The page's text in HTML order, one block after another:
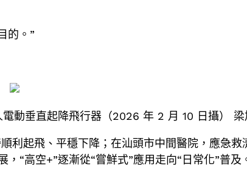
的。”
動垂直起降飛行器（2026 年 2 月 10 日攝）
利起飛、平穩下降；在汕頭市中間醫院，應急救
“高空+”逐漸從“嘗鮮式”應用走向“日常化”普及